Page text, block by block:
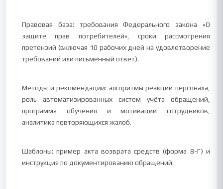
Правовая база: требования Федерального закона «О
защите прав потребителей», сроки рассмотрения
претензий (включая 10 рабочих дней на удовлетворение
требований или письменный ответ).
Методы и рекомендации: алгоритмы реакции персонала,
роль автоматизированных систем учёта обращений,
программа обучения и мотивации сотрудников,
аналитика повторяющихся жалоб.
Шаблоны: пример акта возврата средств (форма 8-Г) и
инструкция по документированию обращений.